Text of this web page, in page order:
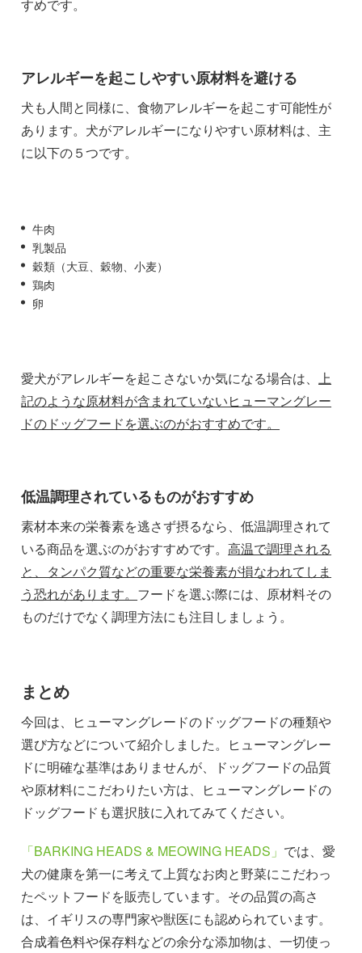
すめです。
アレルギーを起こしやすい原材料を避ける
犬も人間と同様に、食物アレルギーを起こす可能性が
あります。犬がアレルギーになりやすい原材料は、主
に以下の５つです。
牛肉
乳製品
穀類（大豆、穀物、小麦）
鶏肉
卵
愛犬がアレルギーを起こさないか気になる場合は、上
記のような原材料が含まれていないヒューマングレー
ドのドッグフードを選ぶのがおすすめです。
低温調理されているものがおすすめ
素材本来の栄養素を逃さず摂るなら、低温調理されて
いる商品を選ぶのがおすすめです。高温で調理される
と、タンパク質などの重要な栄養素が損なわれてしま
う恐れがあります。 フードを選ぶ際には、原材料その
ものだけでなく調理方法にも注目しましょう。
まとめ
今回は、ヒューマングレードのドッグフードの種類や
選び方などについて紹介しました。ヒューマングレー
ドに明確な基準はありませんが、ドッグフードの品質
や原材料にこだわりたい方は、ヒューマングレードの
ドッグフードも選択肢に入れてみてください。
「BARKING HEADS & MEOWING HEADS」 では、愛
犬の健康を第一に考えて上質なお肉と野菜にこだわっ
たペットフードを販売しています。その品質の高さ
は、イギリスの専門家や獣医にも認められています。
合成着色料や保存料などの余分な添加物は、一切使っ